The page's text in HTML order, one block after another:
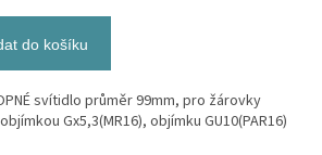
do košíku
svítidlo průměr 99mm, pro žárovky
Gx5,3(MR16), objímku GU10(PAR16)